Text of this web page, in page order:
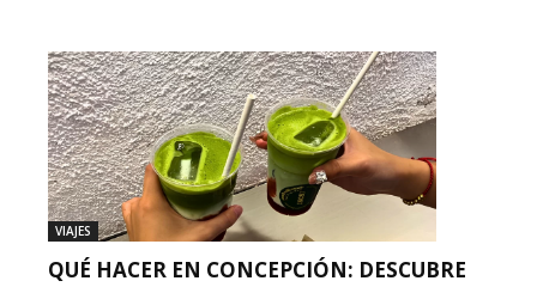
VIAJES
QUÉ HACER EN CONCEPCIÓN: DESCUBRE